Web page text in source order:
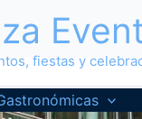
fiestas y